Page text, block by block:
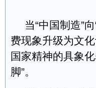
当“中国制造”
费现象升级为文
国家精神的具象
脚”。